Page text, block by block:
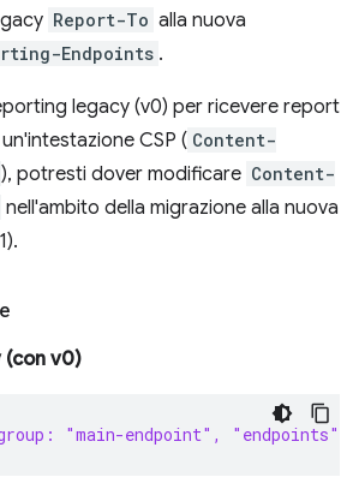
Report-To alla nuova
Endpoints .
legacy (v0) per ricevere report
CSP ( Content-
), potresti dover modificare Content-
nell'ambito della migrazione alla nuova
(con v0)
"main-endpoint",